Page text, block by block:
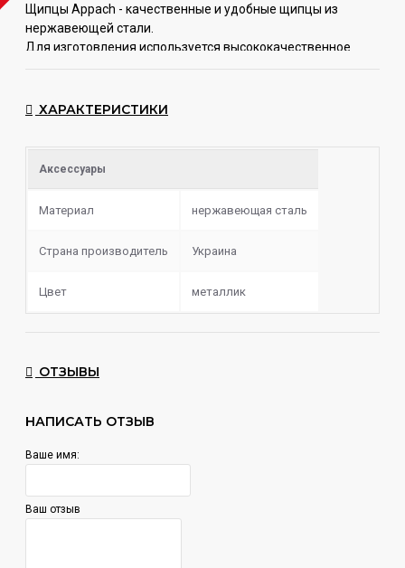
Щипцы Appach - качественные и удобные щипцы из
нержавеющей стали.
Для изготовления используется высококачественное
Щипцы от компанииAppach
ХАРАКТЕРИСТИКИ
Аксессуары
Материал нержавеющая сталь
Страна производитель Украина
Цвет металлик
ОТЗЫВЫ
НАПИСАТЬ ОТЗЫВ
Ваше имя:
Ваш отзыв